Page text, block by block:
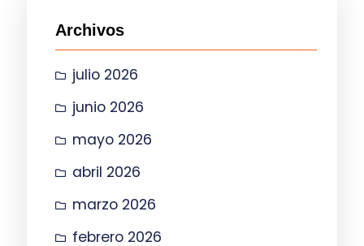
Archivos
julio 2026
junio 2026
mayo 2026
abril 2026
marzo 2026
febrero 2026